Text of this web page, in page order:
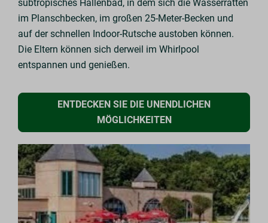
subtropisches Hallenbad, in dem sich die Wasserratten
im Planschbecken, im großen 25-Meter-Becken und
auf der schnellen Indoor-Rutsche austoben können.
Die Eltern können sich derweil im Whirlpool
entspannen und genießen.
ENTDECKEN SIE DIE UNENDLICHEN
MÖGLICHKEITEN